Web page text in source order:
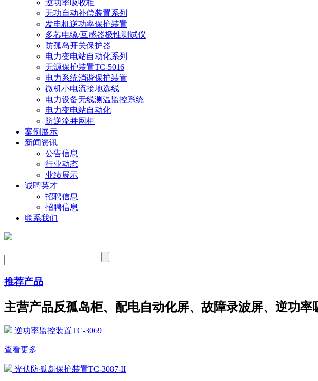
逆功率吸收柜
无功自动补偿装置系列
发电机逆功率保护装置
多芯电缆/互感器极性测试仪
防孤岛开关保护器
电力变电站自动化系列
无源保护装置TC-5016
电力系统消谐保护装置
微机小电流接地选线
电力设备无线测温监控系统
电力变电站自动化
防逆流并网柜
案例展示
新闻资讯
公告信息
行业动态
业绩展示
诚聘英才
招聘信息
招聘信息
联系我们
推荐产品
主营产品反孤岛柜、配电自动化屏、故障录波屏、逆功率
逆功率监控装置TC-3069
查看更多
光伏防孤岛保护装置TC-3087-II